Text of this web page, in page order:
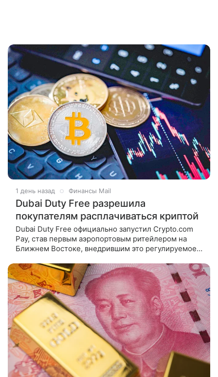
1 день назад Финансы Mail
Dubai Duty Free разрешила
покупателям расплачиваться криптой
Dubai Duty Free официально запустил Crypto.com
Pay, став первым аэропортовым ритейлером на
Ближнем Востоке, внедрившим это регулируемое
требованиям клиенты